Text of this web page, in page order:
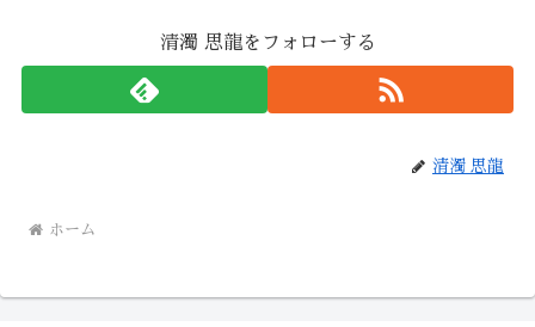
清濁 思龍をフォローする
清濁 思龍
ホーム